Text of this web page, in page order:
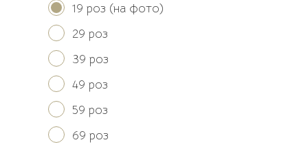
19 роз (на фото)
29 роз
39 роз
49 роз
59 роз
69 роз